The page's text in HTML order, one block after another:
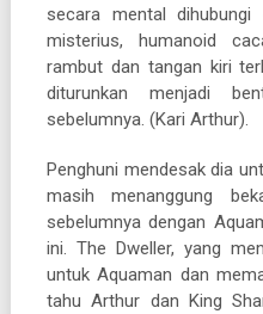
secara mental dihubungi
misterius, humanoid
rambut dan tangan kiri
diturunkan menjadi
sebelumnya. (Kari Arthur).
Penghuni mendesak dia
masih menanggung
sebelumnya dengan
ini. The Dweller, yang
untuk Aquaman dan
tahu Arthur dan King